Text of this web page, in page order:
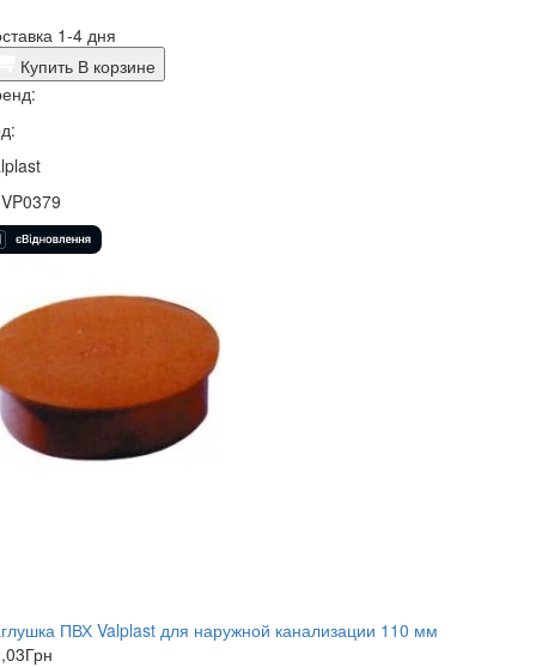
1-4 дня
Купить В корзине
ПВХ Valplast для наружной канализации 110 мм
Грн